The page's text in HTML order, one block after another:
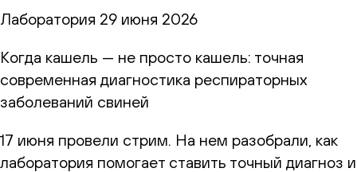
Лаборатория 29 июня 2026
Когда кашель — не просто кашель: точная
современная диагностика респираторных
заболеваний свиней
17 июня провели стрим. На нем разобрали, как
лаборатория помогает ставить точный диагноз и